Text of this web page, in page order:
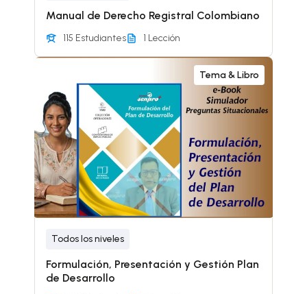
Manual de Derecho Registral Colombiano
115 Estudiantes 1 Lección
Tema & Libro
Todos los niveles
Formulación, Presentación y Gestión Plan
de Desarrollo